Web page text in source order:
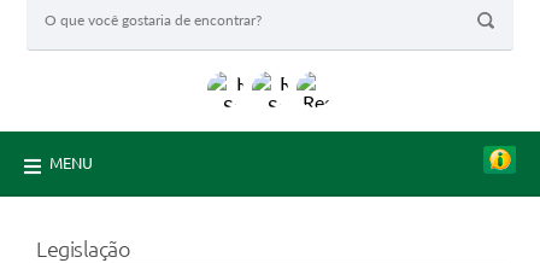
MENU
Legislação